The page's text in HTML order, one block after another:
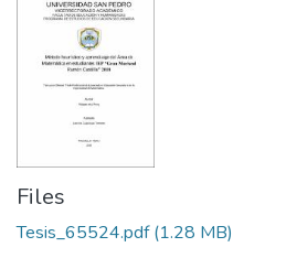
Files
Tesis_65524.pdf(1.28 MB)